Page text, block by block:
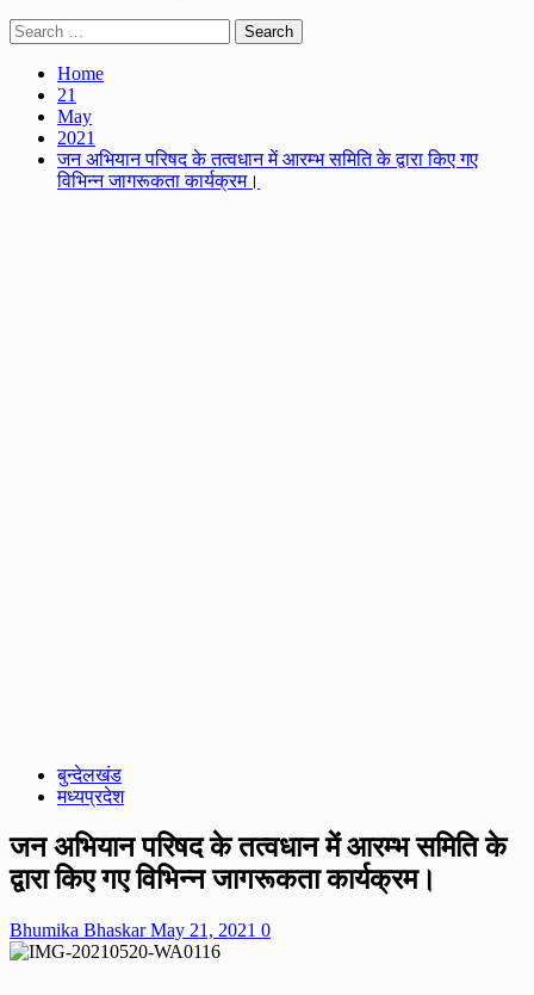
Search
for:
Home
21
May
2021
जन अभियान परिषद के तत्वधान में आरम्भ समिति के द्वारा किए गए
विभिन्न जागरूकता कार्यक्रम।
बुन्देलखंड
मध्यप्रदेश
जन अभियान परिषद के तत्वधान में आरम्भ समिति के
द्वारा किए गए विभिन्न जागरूकता कार्यक्रम।
Bhumika BhaskarMay 21, 2021 0